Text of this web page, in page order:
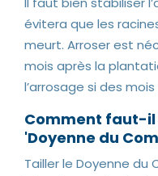
évitera que les
meurt. Arroser est
mois après la
l’arrosage si des
Comment faut-
'Doyenne du
Tailler le Doyenne du